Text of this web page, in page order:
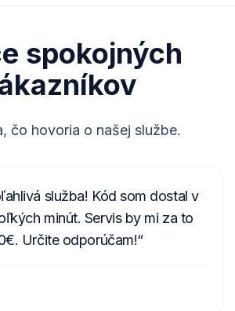
90145
TVPQN2966H0123
FA0926T1200576
spokojných
čo hovoria o našej službe.
služba! Kód som dostal v
minút. Servis by mi za to
Určite odporúčam!